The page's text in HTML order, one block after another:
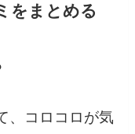
をまとめる
、コロコロが気